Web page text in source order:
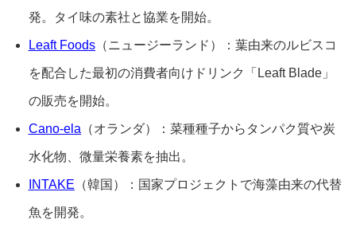
発。タイ味の素社と協業を開始。
Leaft Foods（ニュージーランド）：葉由来のルビスコ
を配合した最初の消費者向けドリンク「Leaft Blade」
の販売を開始。
Cano-ela （オランダ）：菜種種子からタンパク質や炭
水化物、微量栄養素を抽出。
INTAKE （韓国）：国家プロジェクトで海藻由来の代替
魚を開発。